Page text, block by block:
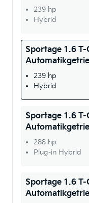
239 hp
Hybrid
Sportage 1.6
239 hp
Hybrid
Sportage 1.6 T-
288 hp
Plug-in Hybrid
Sportage 1.6